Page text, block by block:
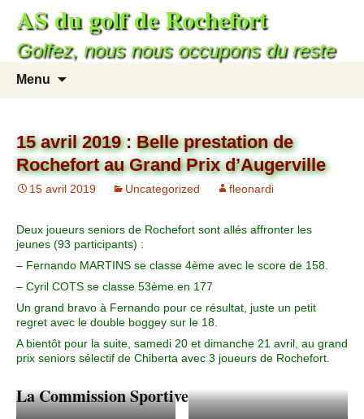
AS du golf de Rochefort
Golfez, nous nous occupons du reste
Menu
15 avril 2019 : Belle prestation de
Rochefort au Grand Prix d’Augerville
15 avril 2019 Uncategorized fleonardi
Deux joueurs seniors de Rochefort sont allés affronter les
jeunes (93 participants) :
– Fernando MARTINS se classe 4ème avec le score de 158.
– Cyril COTS se classe 53ème en 177
Un grand bravo à Fernando pour ce résultat, juste un petit
regret avec le double boggey sur le 18.
A bientôt pour la suite, samedi 20 et dimanche 21 avril, au grand
prix seniors sélectif de Chiberta avec 3 joueurs de Rochefort.
La Commission Sportive